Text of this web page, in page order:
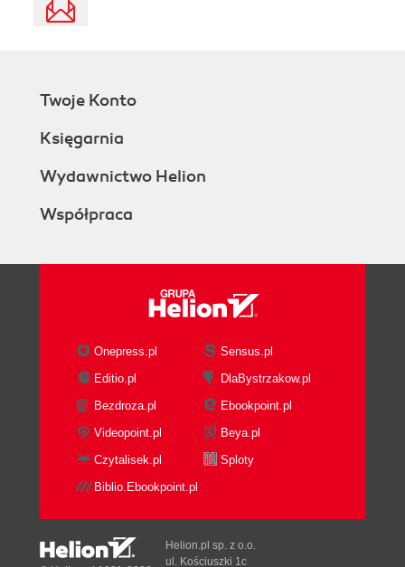
Twoje Konto
Księgarnia
Wydawnictwo Helion
Współpraca
Onepress.pl
Sensus.pl
Editio.pl
DlaBystrzakow.pl
Bezdroza.pl
Ebookpoint.pl
Videopoint.pl
Beya.pl
Czytalisek.pl
Sploty
Biblio.Ebookpoint.pl
Helion.pl sp. z o.o.
ul. Kościuszki 1c